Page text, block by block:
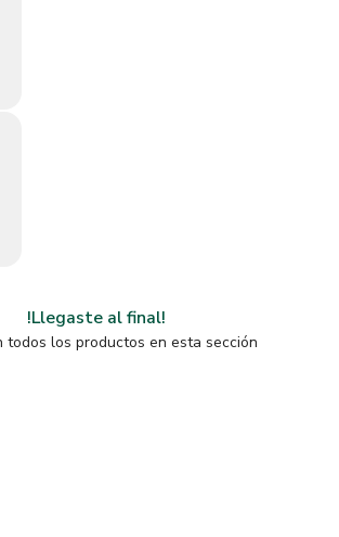
!Llegaste al final!
todos los productos en esta sección